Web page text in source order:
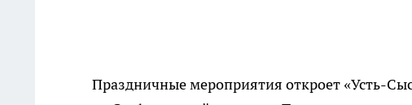
Праздничные мероприятия откроет «Усть-